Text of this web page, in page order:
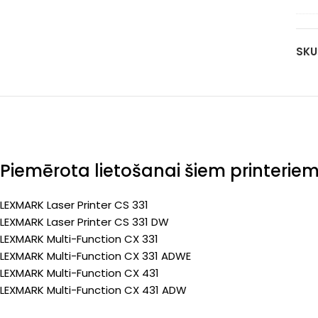
Piemērota lietošanai šiem printeriem
LEXMARK Laser Printer CS 331
LEXMARK Laser Printer CS 331 DW
LEXMARK Multi-Function CX 331
LEXMARK Multi-Function CX 331 ADWE
LEXMARK Multi-Function CX 431
LEXMARK Multi-Function CX 431 ADW